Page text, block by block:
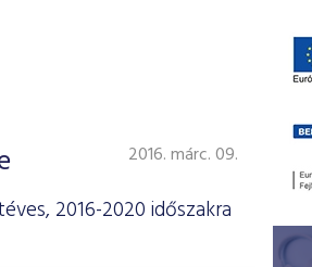
2016. márc. 09.
2016-2020 időszakra